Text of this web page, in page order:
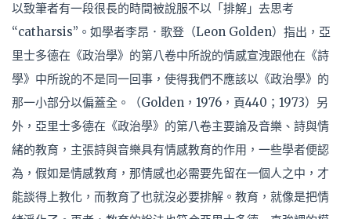
以致筆者有一段很長的時間被說服不以「排解」去思考
“catharsis”。如學者李昂．歌登（Leon Golden）指出，亞
里士多德在《政治學》的第八卷中所說的情感宣洩跟他在《詩
學》中所說的不是同一回事，使得我們不應該以《政治學》的
那一小部分以偏蓋全。（Golden，1976，頁440；1973）另
外，亞里士多德在《政治學》的第八卷主要論及音樂、詩與情
緒的教育，主張詩與音樂具有情感教育的作用，一些學者便認
為，假如是情感教育，那情感也必需要先留在一個人之中，才
能談得上教化，而教育了也就沒必要排解。教育，就像是把情